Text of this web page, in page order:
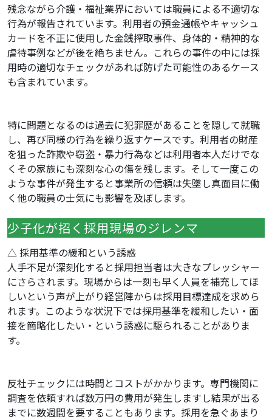
残念ながら介護・福祉業界においては職員による不適切な
行為が報告されています。利用者の預金通帳やキャッシュ
カードを不正に使用した金銭搾取事件、身体的・精神的な
虐待事例などが後を絶ちません。これらの事件の中には採
用時の適切なチェックがあれば防げた可能性のあるケース
も含まれています。
特に問題となるのは過去に犯罪歴があることを隠して就職
し、再び同様の行為を繰り返すケースです。利用者の財産
を狙った詐欺や窃盗・暴力行為などは利用者本人だけでな
くその家族にも深刻な心の傷を残します。そして一度この
ような事件が発生すると事業所の信頼は失墜し真面目に働
く他の職員の士気にも影響を及ぼします。
少子化が招く採用現場のジレンマ
△ 採用基準の緩和という誘惑
人手不足が深刻化すると採用担当者は大きなプレッシャー
にさらされます。現場からは一刻も早く人員を補充してほ
しいという声が上がり経営陣からは採用目標達成を求めら
れます。このような状況下では採用基準を緩和したい・面
接を簡略化したい・という誘惑に駆られることがありま
す。
反社チェックには時間とコストがかかります。専門機関に
調査を依頼すれば数万円の費用が発生しますし結果が出る
までに数週間を要することもあります。採用を急ぐあまり